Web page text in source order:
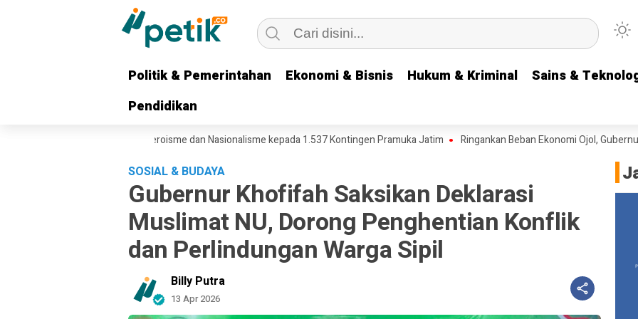
Politik & Pemerintahan Ekonomi & Bisnis Hukum & Kriminal Sains &
Pendidikan
Politik & Pemerintahan Ekonomi & Bisnis Hukum & Kriminal Sains &
Pendidikan
Semangat Heroisme dan Nasionalisme kepada 1.537 Kontingen Pramuka Jatim Ringankan Beban Ekonomi Ojol, Gubernur Khofifah
SOSIAL & BUDAYA
Gubernur Khofifah Saksikan Deklarasi
Muslimat NU, Dorong Penghentian Konflik
dan Perlindungan Warga Sipil
Billy Putra
13 Apr 2026